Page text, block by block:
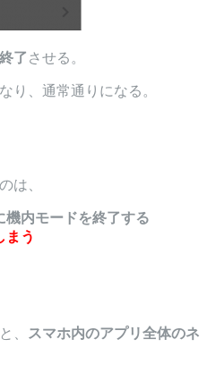
了 させる。
り、通常通りになる。
は、
機内モードを終了する
まう
、
スマホ内のアプリ全体のネ